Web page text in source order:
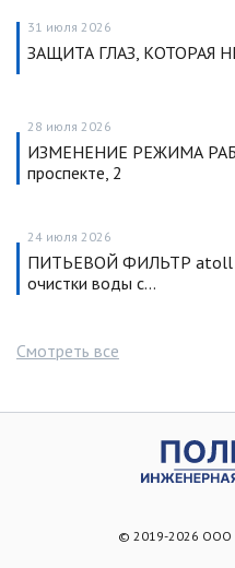
31 июля 2026
ЗАЩИТА ГЛАЗ, КОТОРАЯ
28 июля 2026
ИЗМЕНЕНИЕ РЕЖИМА
проспекте, 2
24 июля 2026
ПИТЬЕВОЙ ФИЛЬТР atoll
очистки воды с…
Смотреть все
© 2019-2026 ООО